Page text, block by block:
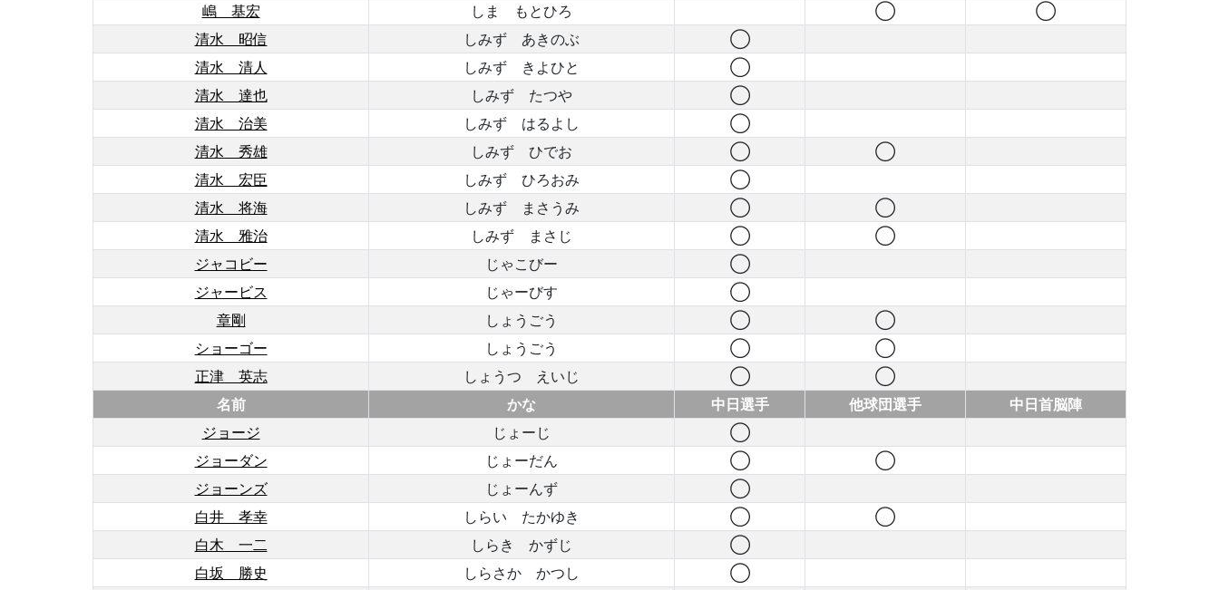
嶋 基宏
しま もとひろ ◯
◯
清水 昭信
しみず あきのぶ
◯
清水 清人
しみず きよひと
◯
清水 達也
しみず たつや
◯
清水 治美
しみず はるよし
◯
清水 秀雄
しみず ひでお ◯
◯
清水 宏臣
しみず ひろおみ
◯
清水 将海
しみず まさうみ ◯
◯
清水 雅治
しみず まさじ ◯
◯
ジャコビー
じゃこびー
◯
ジャービス
じゃーびす
◯
章剛
しょうごう ◯
◯
ショーゴー
しょうごう ◯
◯
正津 英志
しょうつ えいじ ◯
◯
名前
かな 中日選手 他球団選手
中日首脳陣
ジョージ
じょーじ
◯
ジョーダン
じょーだん ◯
◯
ジョーンズ
じょーんず
◯
白井 孝幸
しらい たかゆき ◯
◯
白木 一二
しらき かずじ
◯
白坂 勝史
しらさか かつし
◯